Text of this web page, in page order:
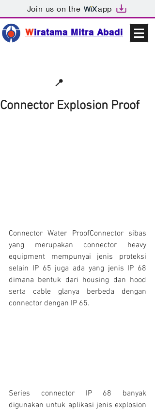
Join us on the app
Wiratama Mitra Abadi
📍
Connector Explosion Proof
Connector Water ProofConnector sibas
yang merupakan connector heavy
equipment mempunyai jenis proteksi
selain IP 65 juga ada yang jenis IP 68
dimana bentuk dari housing dan hood
serta cable glanya berbeda dengan
connector dengan IP 65.
Series connector IP 68 banyak
digunakan untuk aplikasi jenis explosion